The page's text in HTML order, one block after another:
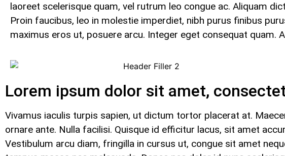
laoreet scelerisque quam, vel rutrum leo congue ac. Aliquam
Proin faucibus, leo in molestie imperdiet, nibh purus finibus
maximus eros ut, posuere arcu. Integer eget consequat quam.
Lorem ipsum dolor sit amet,
Vivamus iaculis turpis sapien, ut dictum tortor placerat at.
ornare ante. Nulla facilisi. Quisque id efficitur lacus, sit amet
Vestibulum arcu diam, fringilla in cursus ut, congue sit amet